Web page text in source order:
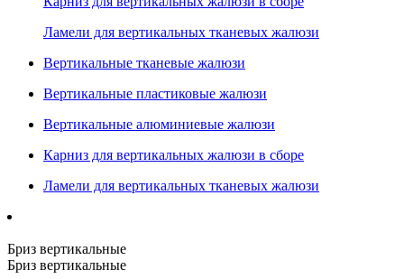
Ламели для вертикальных тканевых жалюзи
Вертикальные тканевые жалюзи
Вертикальные пластиковые жалюзи
Вертикальные алюминиевые жалюзи
Карниз для вертикальных жалюзи в сборе
Ламели для вертикальных тканевых жалюзи
Бриз вертикальные
Бриз вертикальные